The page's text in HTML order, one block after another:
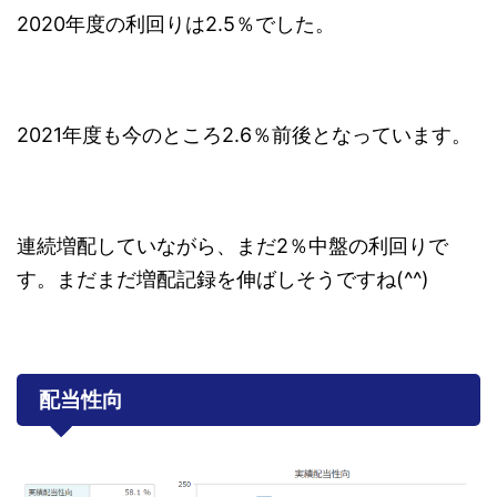
2020年度の利回りは2.5％でした。
2021年度も今のところ2.6％前後となっています。
連続増配していながら、まだ2％中盤の利回りで
す。まだまだ増配記録を伸ばしそうですね(^^)
配当性向